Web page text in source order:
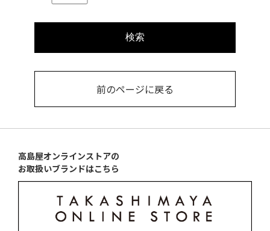
検索
前のページに戻る
高島屋オンラインストアの
お取扱いブランドはこちら